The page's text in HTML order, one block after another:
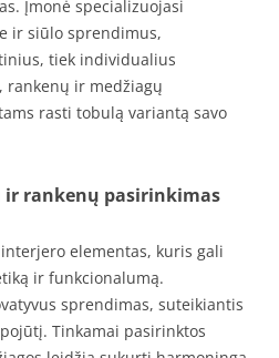
Įmonė specializuojasi
ir siūlo sprendimus,
tiek individualius
rankenų ir medžiagų
rasti tobulą variantą savo
ir rankenų pasirinkimas
elementas, kuris gali
ir funkcionalumą.
sprendimas, suteikiantis
Tinkamai pasirinktos